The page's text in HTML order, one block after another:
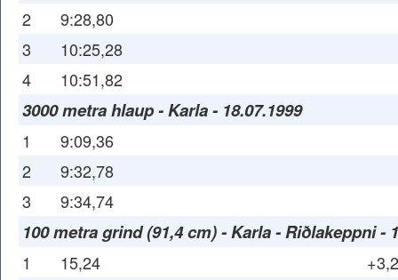
2
9:28,80
3
10:25,28
4
10:51,82
3000 metra hlaup - Karla - 18.07.1999
1
9:09,36
2
9:32,78
3
9:34,74
100 metra grind (91,4 cm) - Karla - Riðlakeppni -
1 15,24
+3,2